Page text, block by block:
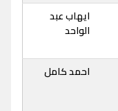
ايهاب عبد
الواحد
احمد كامل